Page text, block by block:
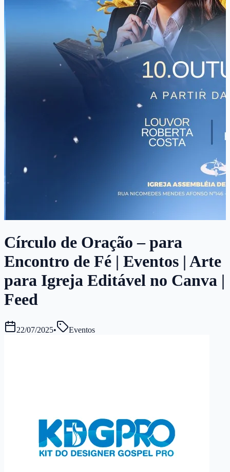
Círculo de Oração – para
Encontro de Fé | Eventos | Arte
para Igreja Editável no Canva |
Feed
22/07/2025• Eventos